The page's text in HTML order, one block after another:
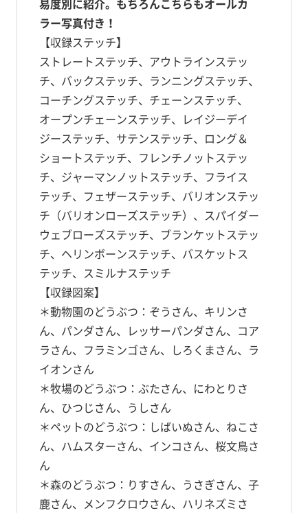
易度別に紹介。もちろんこちらもオールカ
ラー写真付き！
【収録ステッチ】
ストレートステッチ、アウトラインステッ
チ、バックステッチ、ランニングステッチ、
コーチングステッチ、チェーンステッチ、
オープンチェーンステッチ、レイジーデイ
ジーステッチ、サテンステッチ、ロング＆
ショートステッチ、フレンチノットステッ
チ、ジャーマンノットステッチ、フライス
テッチ、フェザーステッチ、バリオンステッ
チ（バリオンローズステッチ）、スパイダー
ウェブローズステッチ、ブランケットステッ
チ、ヘリンボーンステッチ、バスケットス
テッチ、スミルナステッチ
【収録図案】
＊動物園のどうぶつ：ぞうさん、キリンさ
ん、パンダさん、レッサーパンダさん、コア
ラさん、フラミンゴさん、しろくまさん、ラ
イオンさん
＊牧場のどうぶつ：ぶたさん、にわとりさ
ん、ひつじさん、うしさん
＊ペットのどうぶつ：しばいぬさん、ねこさ
ん、ハムスターさん、インコさん、桜文鳥さ
ん
＊森のどうぶつ：りすさん、うさぎさん、子
鹿さん、メンフクロウさん、ハリネズミさ